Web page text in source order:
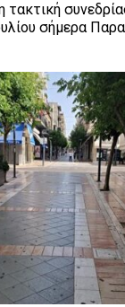
σήμερα